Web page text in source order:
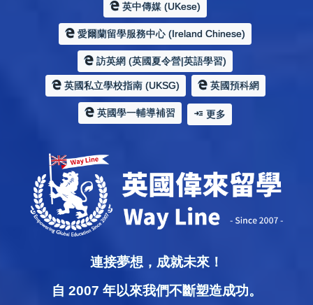
英中傳媒 (UKese)
愛爾蘭留學服務中心 (Ireland Chinese)
訪英網 (英國夏令營|英語學習)
英國私立學校指南 (UKSG) 英國預科網
英國學一輔導補習 更多
連接夢想，成就未來！
自 2007 年以來我們不斷塑造成功。